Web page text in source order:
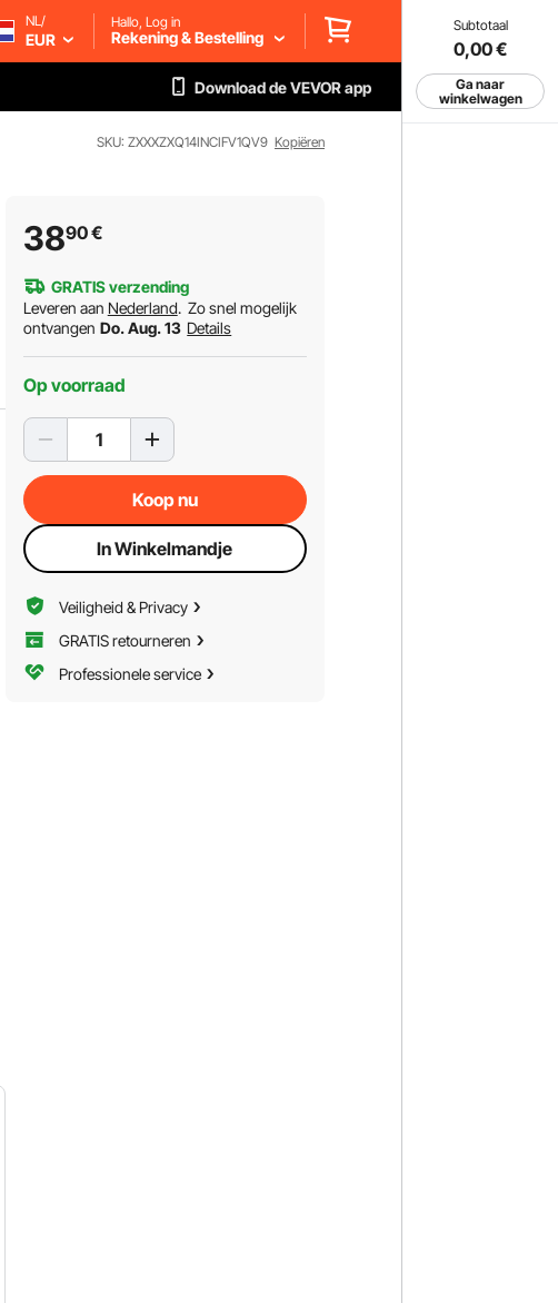
Subtotaal
0,00€
Ga naar
winkelwagen
NL/
EUR
Hallo, Log in
Rekening & Bestelling
Download de VEVOR app
SKU: ZXXXZXQ14INCIFV1QV9 Kopiëren
3890€
GRATIS verzending
Leveren aan Nederland. Zo snel mogelijk
ontvangen Do. Aug. 13 Details
Op voorraad
Koop nu
In Winkelmandje
Veiligheid & Privacy
GRATIS retourneren
Professionele service